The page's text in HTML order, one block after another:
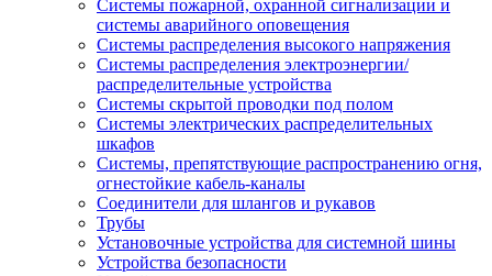
Системы пожарной, охранной сигнализации и
системы аварийного оповещения
Системы распределения высокого напряжения
Системы распределения электроэнергии/
распределительные устройства
Системы скрытой проводки под полом
Системы электрических распределительных
шкафов
Системы, препятствующие распространению огня,
огнестойкие кабель-каналы
Соединители для шлангов и рукавов
Трубы
Установочные устройства для системной шины
Устройства безопасности